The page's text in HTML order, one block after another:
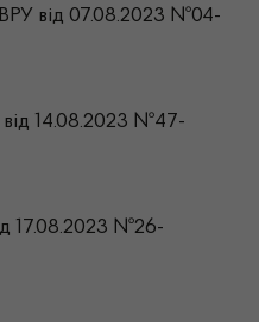
від 07.08.2023 №04-
14.08.2023 №47-
17.08.2023 №26-